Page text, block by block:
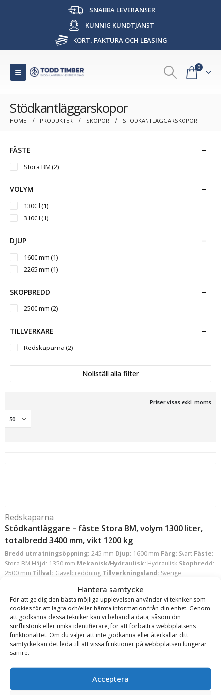
Hantera samtycke
För att ge dig den bästa möjliga upplevelsen använder vi tekniker som
cookies för att lagra och/eller hämta information från din enhet. Genom
att godkänna dessa tekniker kan vi behandla data, såsom din
surfhistorik eller unika identifierare, för att förbättra webbplatsens
funktionalitet. Om du väljer att inte godkänna eller återkallar ditt
samtycke kan det leda till att vissa funktioner på webbplatsen fungerar
sämre.
Acceptera
SNABBA LEVERANSER
KUNNIG KUNDTJÄNST
KORT, FAKTURA OCH LEASING
0
Stödkantläggarskopor
HOME PRODUKTER SKOPOR STÖDKANTLÄGGARSKOPOR
FÄSTE
Stora BM(2)
VOLYM
1300 l(1)
3100 l(1)
DJUP
1600 mm(1)
2265 mm(1)
SKOPBREDD
2500 mm(2)
TILLVERKARE
Redskaparna(2)
Nollställ alla filter
Priser visas exkl. moms
Redskaparna
Stödkantläggare – fäste Stora BM, volym 1300 liter,
totalbredd 3400 mm, vikt 1200 kg
Bredd utmatningsöppning: 245 mm Djup: 1600 mm Färg: Svart Fäste:
Stora BM Höjd: 1350 mm Mekanisk/Hydraulisk: Hydraulisk Skopbredd:
2500 mm Tillval: Gavelbreddning Tillverkningsland: Sverige
Offert!
Begär offert